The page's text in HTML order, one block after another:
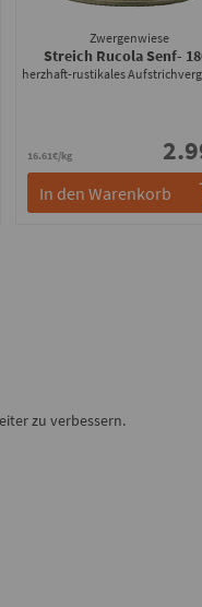
Zwergenwiese
Streich Rucola Senf-
herzhaft-rustikales
16.61€/kg
In den Warenkorb
zu verbessern.